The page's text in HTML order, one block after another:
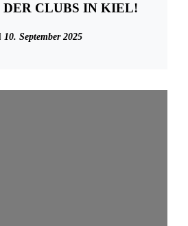
CLUBS IN KIEL!
10. September 2025